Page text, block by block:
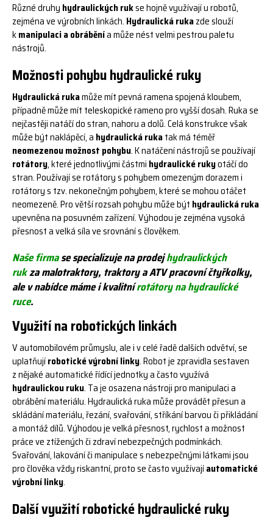
Různé druhy hydraulických rukse hojně využívají u robotů,
zejména ve výrobních linkách. Hydraulická rukazde slouží
kmanipulaci a obráběnía může nést velmi pestrou paletu
nástrojů.
Možnosti pohybu hydraulické ruky
Hydraulická rukamůže mít pevná ramena spojená kloubem,
případně může mít teleskopické rameno pro vyšší dosah. Ruka se
nejčastěji natáčí do stran, nahoru a dolů. Celá konstrukce však
může být naklápěcí, a hydraulická rukatak má téměř
neomezenou možnost pohybu. K natáčení nástrojů se používají
rotátory, které jednotlivými částmi hydraulické rukyotáčí do
stran. Používají se rotátory s pohybem omezeným dorazem i
rotátory s tzv. nekonečným pohybem, které se mohou otáčet
neomezeně. Pro větší rozsah pohybu může být hydraulická ruka
upevněna na posuvném zařízení. Výhodou je zejména vysoká
přesnost a velká síla ve srovnání s člověkem.
Naše firmase specializuje na prodejhydraulických
rukza malotraktory, traktory a ATV pracovní čtyřkolky,
ale v nabídce máme i kvalitnírotátory na hydraulické
ruce.
Využití na robotických linkách
V automobilovém průmyslu, ale i v celé řadě dalších odvětví, se
uplatňujírobotické výrobní linky. Robot je zpravidla sestaven
z nějaké automatické řídící jednotky a často využívá
hydraulickou ruku. Ta je osazena nástroji pro manipulaci a
obrábění materiálu. Hydraulická ruka může provádět přesun a
skládání materiálu, řezání, svařování, stříkání barvou či přikládání
a montáž dílů. Výhodou je velká přesnost, rychlost a možnost
práce ve ztížených či zdraví nebezpečných podmínkách.
Svařování, lakování či manipulace s nebezpečnými látkami jsou
pro člověka vždy riskantní, proto se často využívajíautomatické
výrobní linky.
Další využití robotické hydraulické ruky